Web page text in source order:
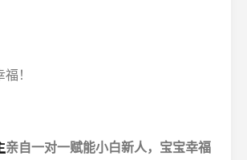
！
亲自一对一赋能小白新人，宝宝幸福